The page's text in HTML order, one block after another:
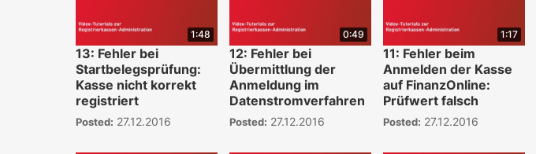
1:48
13: Fehler bei
Startbelegsprüfung:
Kasse nicht korrekt
registriert
Posted: 27.12.2016
0:49
12: Fehler bei
Übermittlung der
Anmeldung im
Datenstromverfahren
Posted: 27.12.2016
1:17
11: Fehler beim
Anmelden der Kasse
auf FinanzOnline:
Prüfwert falsch
Posted: 27.12.2016